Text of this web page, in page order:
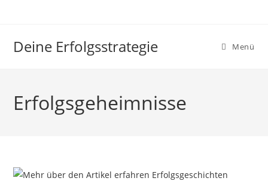
Deine Erfolgsstrategie Menü
Erfolgsgeheimnisse